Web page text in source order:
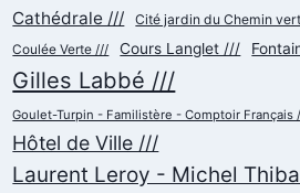
Cathédrale /// Cité jardin du Chemin
Coulée Verte /// Cours Langlet ///
Gilles Labbé ///
Goulet-Turpin - Familistère - Comptoir Français
Hôtel de Ville ///
Laurent Leroy - Michel